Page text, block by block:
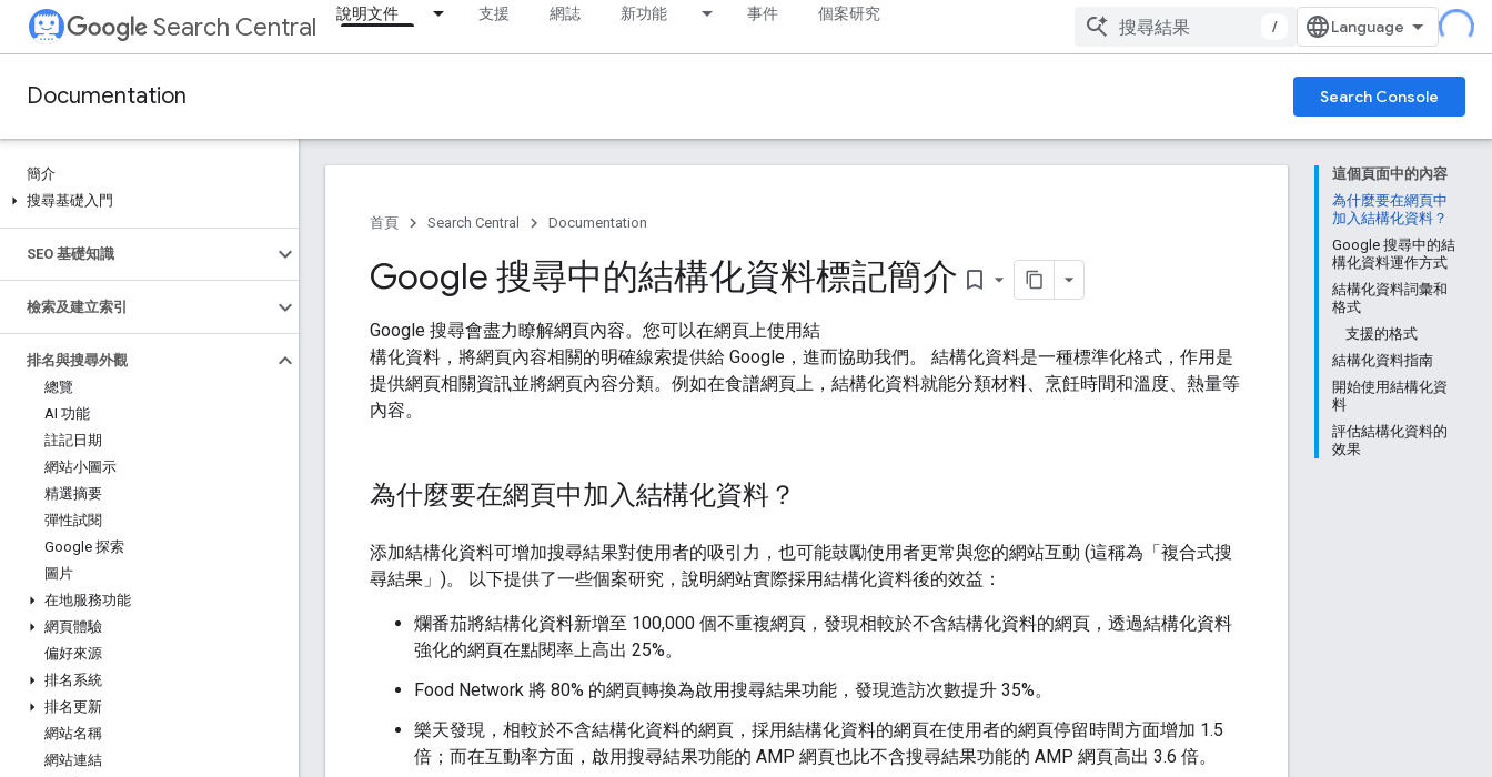
Search Central 說明文件 支援 網誌 新功能 事件 個案研究
/
Documentation Search Console
簡介
搜尋基礎入門
SEO 基礎知識
檢索及建立索引
排名與搜尋外觀
總覽
AI 功能
註記日期
網站小圖示
精選摘要
彈性試閱
Google 探索
圖片
在地服務功能
網頁體驗
偏好來源
排名系統
排名更新
網站名稱
網站連結
這個頁面中的內容
為什麼要在網頁中
加入結構化資料？
Google 搜尋中的結
構化資料運作方式
結構化資料詞彙和
格式
支援的格式
結構化資料指南
開始使用結構化資
料
評估結構化資料的
效果
首頁 Search Central Documentation
Google 搜尋中的結構化資料標記簡介 bookmark_border
Google 搜尋會盡力瞭解網頁內容。您可以在網頁上使用結
構化資料，將網頁內容相關的明確線索提供給 Google，進而協助我們。 結構化資料是一種標準化格式，作用是
提供網頁相關資訊並將網頁內容分類。例如在食譜網頁上，結構化資料就能分類材料、烹飪時間和溫度、熱量等
內容。
為什麼要在網頁中加入結構化資料？
添加結構化資料可增加搜尋結果對使用者的吸引力，也可能鼓勵使用者更常與您的網站互動 (這稱為「複合式搜
尋結果」 )。 以下提供了一些個案研究，說明網站實際採用結構化資料後的效益：
爛番茄將結構化資料新增至 100,000 個不重複網頁，發現相較於不含結構化資料的網頁，透過結構化資料
強化的網頁在點閱率上高出 25%。
Food Network 將 80% 的網頁轉換為啟用搜尋結果功能，發現造訪次數提升 35%。
樂天發現，相較於不含結構化資料的網頁，採用結構化資料的網頁在使用者的網頁停留時間方面增加 1.5
倍；而在互動率方面，啟用搜尋結果功能的 AMP 網頁也比不含搜尋結果功能的 AMP 網頁高出 3.6 倍。